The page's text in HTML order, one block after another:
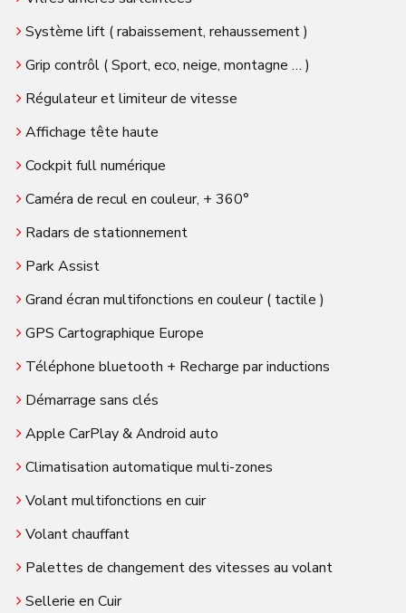
Système lift ( rabaissement, rehaussement )
Grip contrôl ( Sport, eco, neige, montagne … )
Régulateur et limiteur de vitesse
Affichage tête haute
Cockpit full numérique
Caméra de recul en couleur, + 360°
Radars de stationnement
Park Assist
Grand écran multifonctions en couleur ( tactile )
GPS Cartographique Europe
Téléphone bluetooth + Recharge par inductions
Démarrage sans clés
Apple CarPlay & Android auto
Climatisation automatique multi-zones
Volant multifonctions en cuir
Volant chauffant
Palettes de changement des vitesses au volant
Sellerie en Cuir